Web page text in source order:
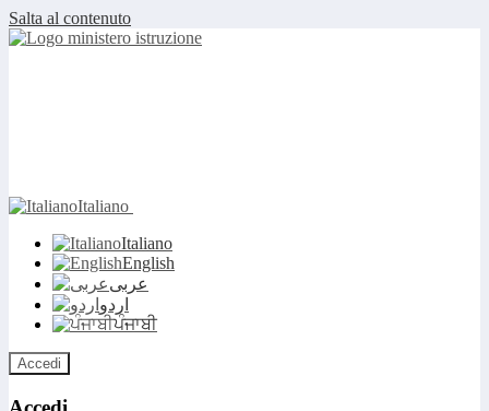
Salta al contenuto
Italiano
Italiano
English
عربى
اردو
ਪੰਜਾਬੀ
Accedi